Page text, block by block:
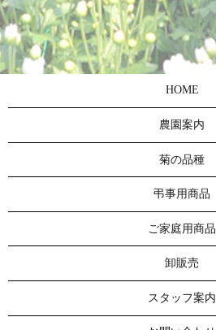
HOME
農園案内
菊の品種
弔事用商品
ご家庭用商品
卸販売
スタッフ案内